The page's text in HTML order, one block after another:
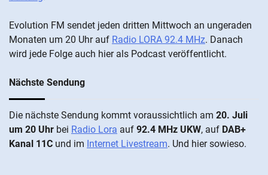
Evolution FM sen­det je­den drit­ten Mitt­woch an un­ge­ra­den
Mo­nat­en um 20 Uhr auf Radio LORA 92.4 MHz. Da­nach
wird je­de Fol­ge auch hier als Pod­cast ver­öffentlicht.
Nächste Sendung
Die näch­ste Sen­dung kommt vor­aus­sicht­lich am 20. Juli
um 20 Uhr bei Radio Lora auf 92.4 MHz UKW, auf DAB+
Kanal 11C und im Internet Livestream. Und hier sowieso.